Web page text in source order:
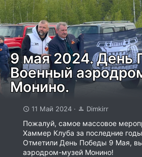
9 мая 2024. День
Военный
Монино.
11 Май 2024 Dimkirr
Пожалуй, самое массовое
Хаммер Клуба за последние
Отметили День Победы 9 Мая,
аэродром-музей Монино!